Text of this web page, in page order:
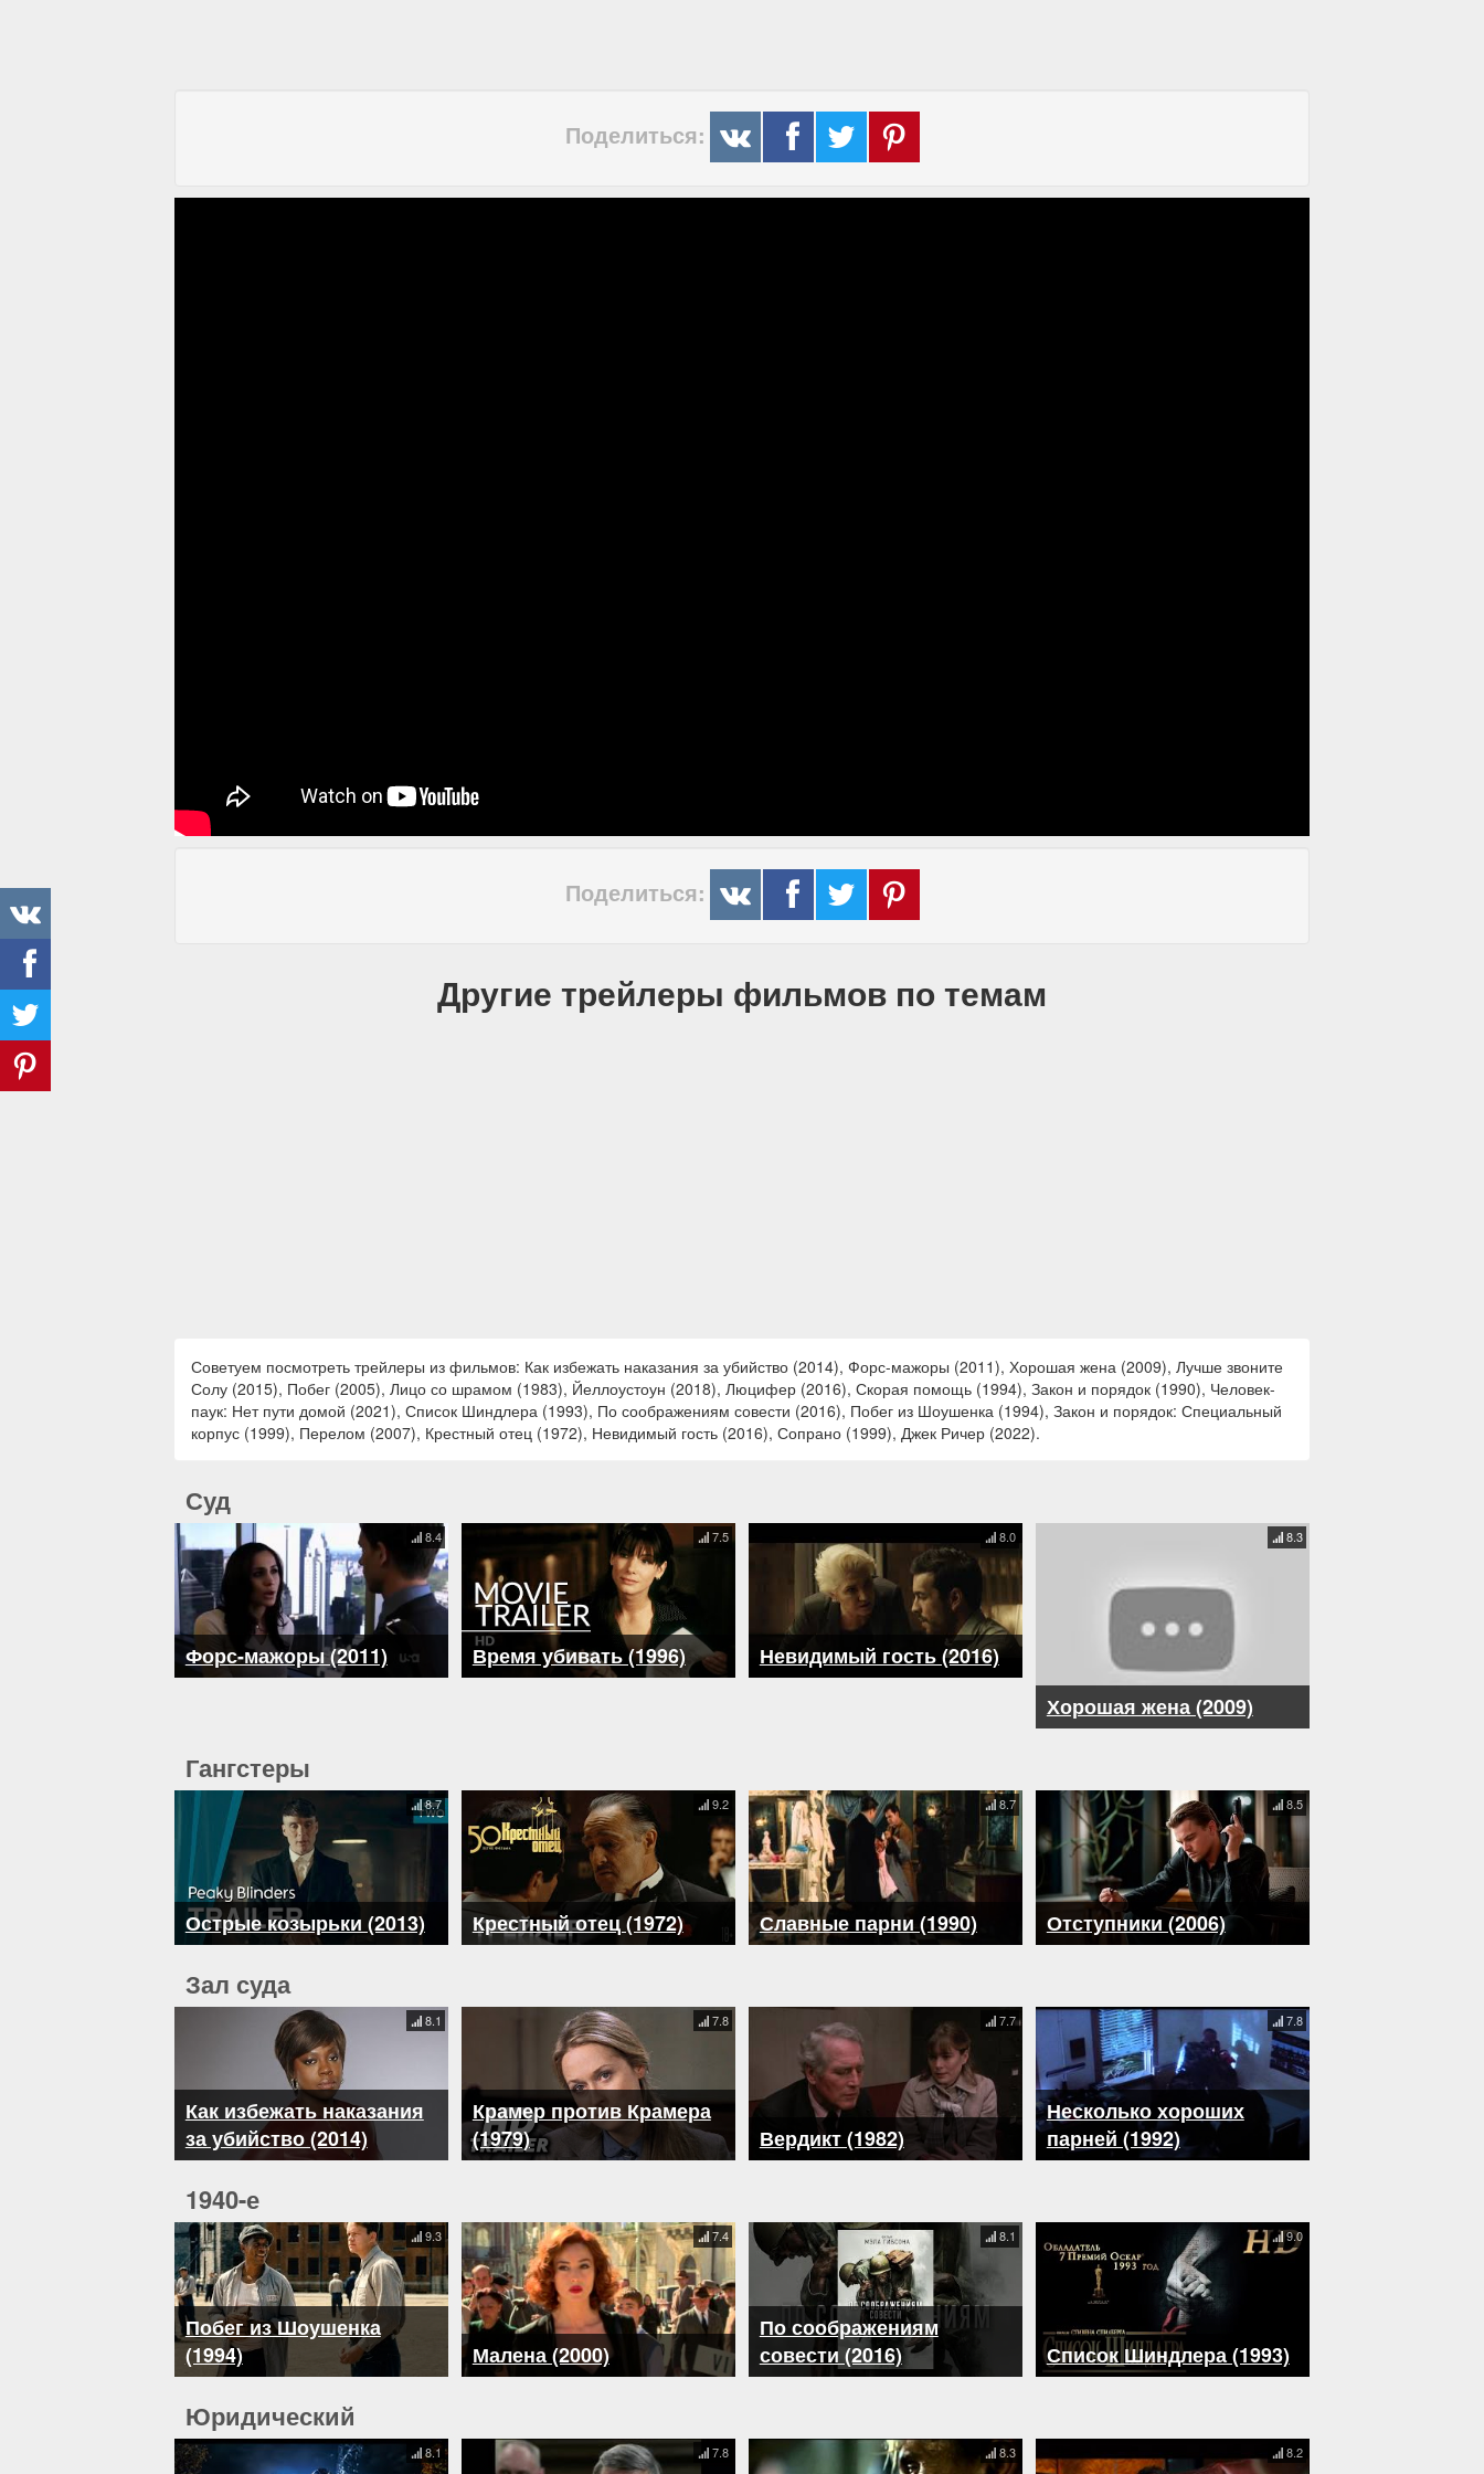
Поделиться:
Поделиться:
Другие трейлеры фильмов по темам
Советуем посмотреть трейлеры из фильмов: Как избежать наказания за убийство (2014), Форс-мажоры (2011), Хорошая жена (2009), Лучше звоните
Солу (2015), Побег (2005), Лицо со шрамом (1983), Йеллоустоун (2018), Люцифер (2016), Скорая помощь (1994), Закон и порядок (1990), Человек-
паук: Нет пути домой (2021), Список Шиндлера (1993), По соображениям совести (2016), Побег из Шоушенка (1994), Закон и порядок: Специальный
корпус (1999), Перелом (2007), Крестный отец (1972), Невидимый гость (2016), Сопрано (1999), Джек Ричер (2022).
Суд
Форс-мажоры (2011)
8.4
Время убивать (1996)
7.5
Невидимый гость (2016)
8.0
Хорошая жена (2009)
8.3
Гангстеры
Острые козырьки (2013)
8.7
Крестный отец (1972)
9.2
Славные парни (1990)
8.7
Отступники (2006)
8.5
Зал суда
Как избежать наказания
за убийство (2014)
8.1
Крамер против Крамера
(1979)
7.8
Вердикт (1982)
7.7
Несколько хороших
парней (1992)
7.8
1940-е
Побег из Шоушенка
(1994)
9.3
Малена (2000)
7.4
По соображениям
совести (2016)
8.1
Список Шиндлера (1993)
9.0
Юридический
8.1 7.8 8.3 8.2